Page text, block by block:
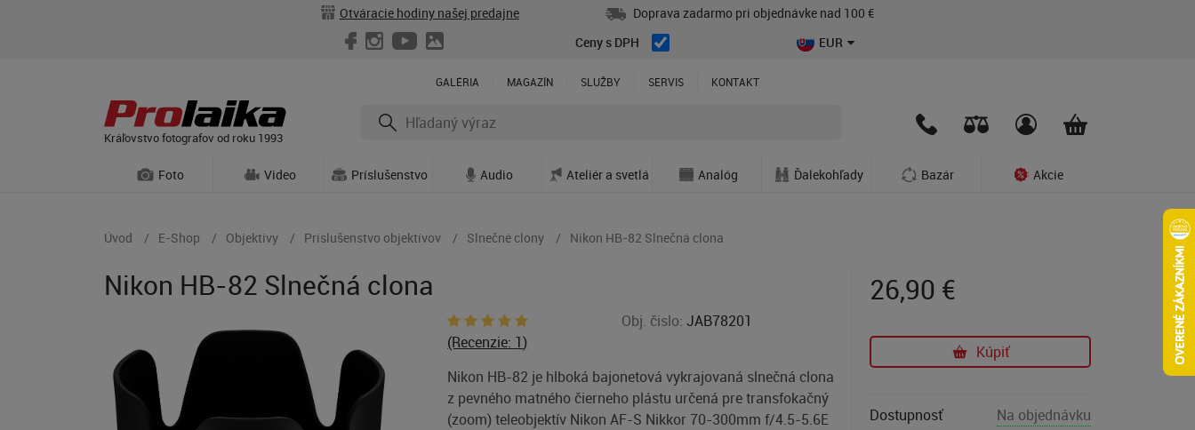
Otváracie hodiny našej predajne
Doprava zadarmo pri objednávke nad 100 €
Ceny s DPH
EUR
GALÉRIA MAGAZÍN SLUŽBY SERVIS KONTAKT
Kráľovstvo fotografov od roku 1993
Foto Video Príslušenstvo Audio Ateliér a svetlá Analóg Ďalekohľady Bazár Akcie
Úvod E-Shop Objektívy Príslušenstvo objektívov Slnečné clony Nikon HB-82 Slnečná clona
Nikon HB-82 Slnečná clona
(Recenzie: 1)
Obj. čislo: JAB78201
Nikon HB-82 je hlboká bajonetová vykrajovaná slnečná clona
z pevného matného čierneho plástu určená pre transfokačný
(zoom) teleobjektív Nikon AF-S Nikkor 70-300mm f/4.5-5.6E
26,90 €
Kúpiť
Dostupnosť Na objednávku